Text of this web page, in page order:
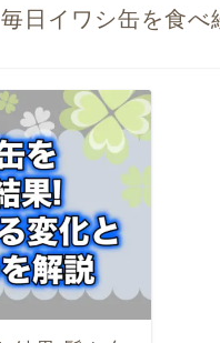
毎日イワシ缶を食べ